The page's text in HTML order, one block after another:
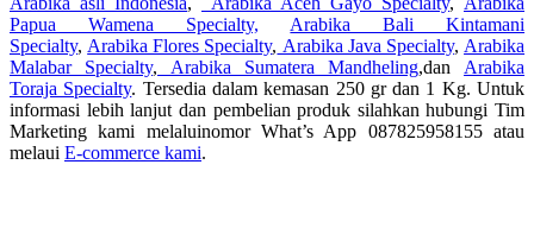
Papua Wamena Specialty,
Arabika Bali Kintamani
Specialty, Arabika Flores Specialty, Arabika Java Specialty, Arabika
Malabar Specialty, Arabika Sumatera Mandheling,dan Arabika
Toraja Specialty. Tersedia dalam kemasan 250 gr dan 1 Kg. Untuk
informasi lebih lanjut dan pembelian produk silahkan hubungi Tim
Marketing kami melaluinomor What’s App 087825958155 atau
melaui E-commerce kami.